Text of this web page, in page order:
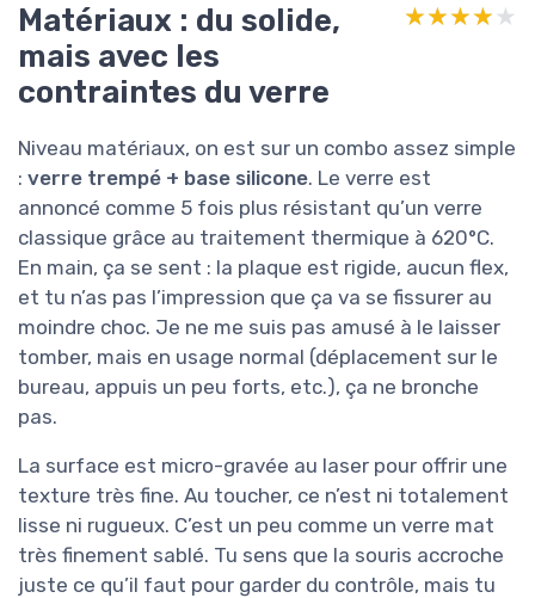
Matériaux : du solide,
mais avec les
contraintes du verre
★★★★★
★★★★★
Niveau matériaux, on est sur un combo assez simple
: verre trempé + base silicone. Le verre est
annoncé comme 5 fois plus résistant qu’un verre
classique grâce au traitement thermique à 620°C.
En main, ça se sent : la plaque est rigide, aucun flex,
et tu n’as pas l’impression que ça va se fissurer au
moindre choc. Je ne me suis pas amusé à le laisser
tomber, mais en usage normal (déplacement sur le
bureau, appuis un peu forts, etc.), ça ne bronche
pas.
La surface est micro-gravée au laser pour offrir une
texture très fine. Au toucher, ce n’est ni totalement
lisse ni rugueux. C’est un peu comme un verre mat
très finement sablé. Tu sens que la souris accroche
juste ce qu’il faut pour garder du contrôle, mais tu